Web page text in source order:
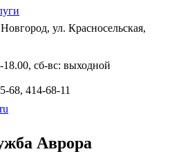
ул. Красносельская,
сб-вс: выходной
68, 414-68-11
Аврора